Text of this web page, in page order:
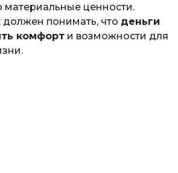
материальные ценности.
понимать, что деньги
комфорт и возможности для